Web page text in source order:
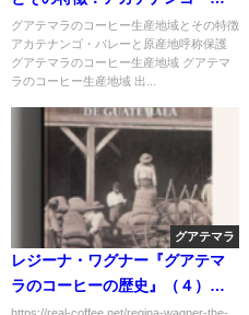
レーと原産地呼称保護
グアテマラのコーヒー生産地域とその特徴
アカテナンゴ・バレーと原産地呼称保護
グアテマラのコーヒー生産地域 グアテマ
ラのコーヒー生産地域 出...
グアテマラ
レジーナ・ワグナー『グアテマ
ラのコーヒーの歴史』（４）：
グアテマラにおけるコーヒー栽